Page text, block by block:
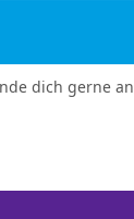
dich gerne an